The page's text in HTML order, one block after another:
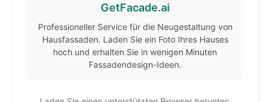
GetFacade.ai
Professioneller Service für die Neugestaltung von
Hausfassaden. Laden Sie ein Foto Ihres Hauses
hoch und erhalten Sie in wenigen Minuten
Fassadendesign-Ideen.